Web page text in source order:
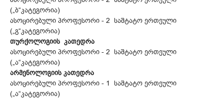
(„ბ“კატეგორია)
ასოცირებული პროფესორი - 2 საშტატო ერთეული
(„გ“კატეგორია)
თურქოლოგიის კათედრა
ასოცირებული პროფესორი - 2 საშტატო ერთეული
(„ა“კატეგორია)
არმენოლოგიის კათედრა
ასოცირებული პროფესორი - 1 საშტატო ერთეული
(„ა“კატეგორია)